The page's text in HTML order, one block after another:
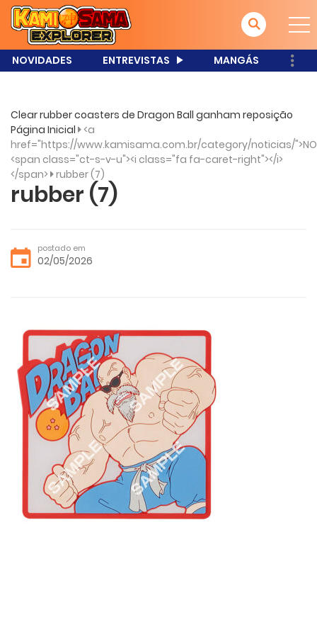
NOVIDADES ENTREVISTAS MANGÁS
Clear rubber coasters de Dragon Ball ganham reposição
Página Inicial <a
href="https://www.kamisama.com.br/category/noticias/
<span class="ct-s-v-u"><i class="fa fa-caret-right"></i>
</span> rubber (7)
rubber (7)
postado em
02/05/2026